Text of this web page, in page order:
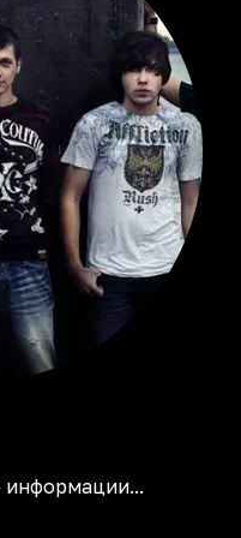
информации...